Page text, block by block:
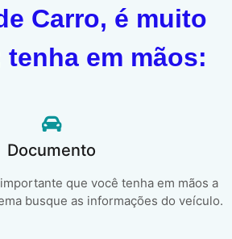
Carro, é muito
em mãos:
Documento
que você tenha em mãos a
busque as informações do veículo.